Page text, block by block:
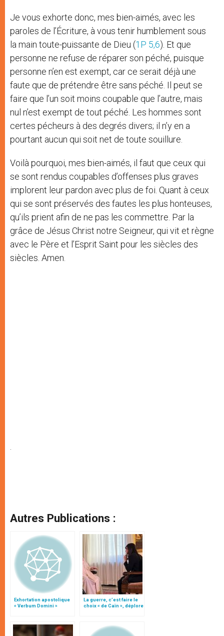
Je vous exhorte donc, mes bien-aimés, avec les
paroles de l’Écriture, à vous tenir humblement sous
la main toute-puissante de Dieu (1P 5,6). Et que
personne ne refuse de réparer son péché, puisque
personne n’en est exempt, car ce serait déjà une
faute que de prétendre être sans péché. Il peut se
faire que l’un soit moins coupable que l’autre, mais
nul n’est exempt de tout péché. Les hommes sont
certes pécheurs à des degrés divers; il n’y en a
pourtant aucun qui soit net de toute souillure.
Voilà pourquoi, mes bien-aimés, il faut que ceux qui
se sont rendus coupables d’offenses plus graves
implorent leur pardon avec plus de foi. Quant à ceux
qui se sont préservés des fautes les plus honteuses,
qu’ils prient afin de ne pas les commettre. Par la
grâce de Jésus Christ notre Seigneur, qui vit et règne
avec le Père et l’Esprit Saint pour les siècles des
siècles. Amen.
.
Autres Publications :
Exhortation apostolique
« Verbum Domini »
La guerre, c’est faire le
choix « de Caïn », déplore